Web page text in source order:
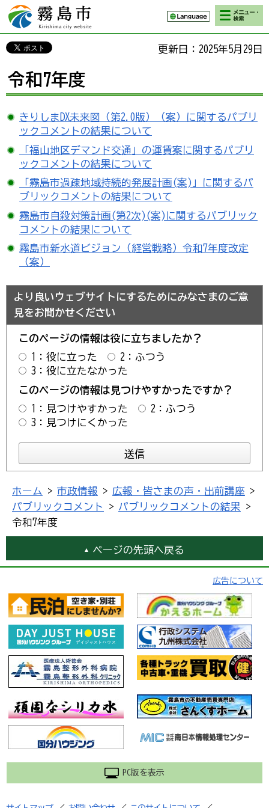
霧島市 Kirishima
city website
検索・メニ
ュー
更新日：2025年5月29日
令和7年度
きりしまDX未来図（第2.0版）（案）に関するパブリ
ックコメントの結果について
「福山地区デマンド交通」の運賃案に関するパブリ
ックコメントの結果について
「霧島市過疎地域持続的発展計画(案)」に関するパ
ブリックコメントの結果について
霧島市自殺対策計画(第2次)(案)に関するパブリック
コメントの結果について
霧島市新水道ビジョン（経営戦略）令和7年度改定
（案）
より良いウェブサイトにするためにみなさまのご意
見をお聞かせください
このページの情報は役に立ちましたか？
1：役に立った
2：ふつう
3：役に立たなかった
このページの情報は見つけやすかったですか？
1：見つけやすかった
2：ふつう
3：見つけにくかった
ホーム > 市政情報 > 広報・皆さまの声・出前講座 >
パブリックコメント
> パブリックコメントの結果 >
令和7年度
ページの先頭へ戻る
広告について
PC版を表示